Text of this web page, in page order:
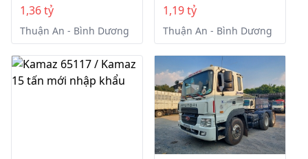
1,36 tỷ
Thuận An - Bình Dương
1,19 tỷ
Thuận An - Bình Dương